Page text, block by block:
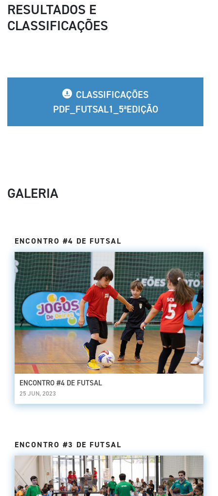
RESULTADOS E
CLASSIFICAÇÕES
CLASSIFICAÇÕES
PDF_FUTSAL1_5ªEDIÇÃO
GALERIA
ENCONTRO #4 DE FUTSAL
ENCONTRO #4 DE FUTSAL
25 JUN, 2023
ENCONTRO #3 DE FUTSAL